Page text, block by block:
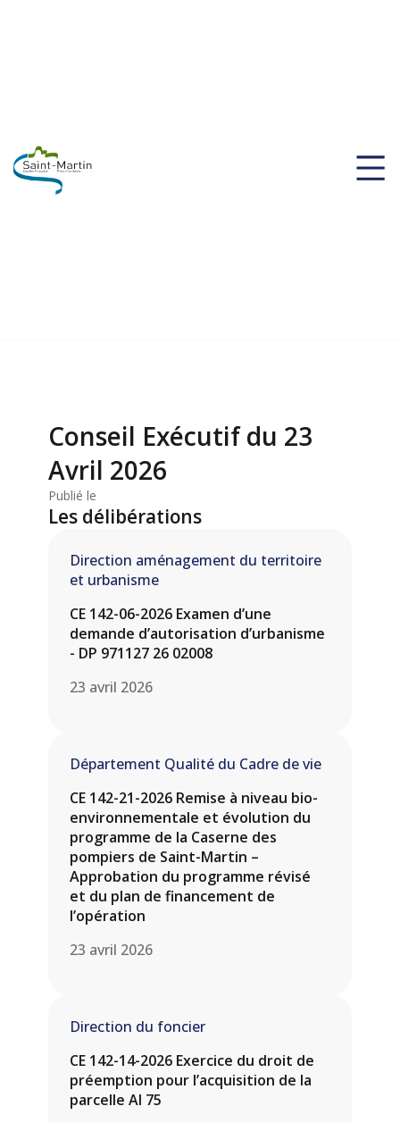
Conseil Exécutif du 23
Avril 2026
Publié le
Les délibérations
Direction aménagement du territoire
et urbanisme
CE 142-06-2026 Examen d’une
demande d’autorisation d’urbanisme
- DP 971127 26 02008
23 avril 2026
Département Qualité du Cadre de vie
CE 142-21-2026 Remise à niveau bio-
environnementale et évolution du
programme de la Caserne des
pompiers de Saint-Martin –
Approbation du programme révisé
et du plan de financement de
l’opération
23 avril 2026
Direction du foncier
CE 142-14-2026 Exercice du droit de
préemption pour l’acquisition de la
parcelle AI 75